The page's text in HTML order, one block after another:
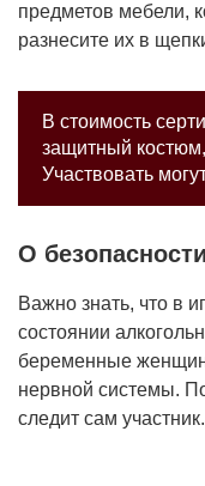
предметов мебели,
разнесите их в
В стоимость
защитный
Участвовать
О
Важно знать, что в
состоянии
беременные
нервной системы.
следит сам участник.